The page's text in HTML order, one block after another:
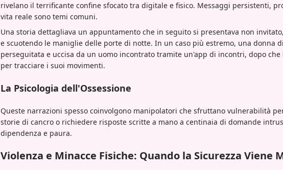
rivelano il terrificante confine sfocato tra digitale e fisico. Messaggi persistenti,
vita reale sono temi comuni.
Una storia dettagliava un appuntamento che in seguito si presentava non
e scuotendo le maniglie delle porte di notte. In un caso più estremo, una donna
perseguitata e uccisa da un uomo incontrato tramite un'app di incontri, dopo che
per tracciare i suoi movimenti.
La Psicologia dell'Ossessione
Queste narrazioni spesso coinvolgono manipolatori che sfruttano vulnerabilità
storie di cancro o richiedere risposte scritte a mano a centinaia di domande
dipendenza e paura.
Violenza e Minacce Fisiche: Quando la Sicurezza Viene